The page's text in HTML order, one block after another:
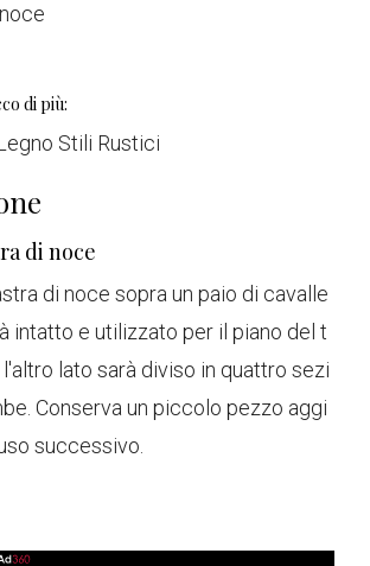
di più:
Stili Rustici
di noce
di noce sopra un paio di cavalle
intatto e utilizzato per il piano del t
lato sarà diviso in quattro sezi
Conserva un piccolo pezzo aggi
successivo.